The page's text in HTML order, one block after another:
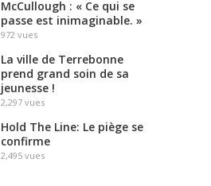
McCullough : « Ce qui se
passe est inimaginable. »
972 vues
La ville de Terrebonne
prend grand soin de sa
jeunesse !
2,297 vues
Hold The Line: Le piège se
confirme
2,495 vues